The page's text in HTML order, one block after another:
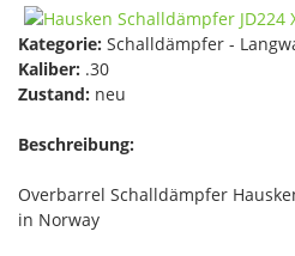
Kategorie: Schalldämpfer -
Kaliber: .30
Zustand: neu
Beschreibung:
Overbarrel Schalldämpfer
in Norway